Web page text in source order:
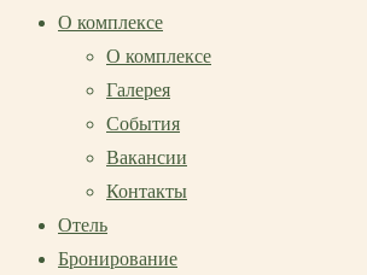
О комплексе
О комплексе
Галерея
События
Вакансии
Контакты
Отель
Бронирование